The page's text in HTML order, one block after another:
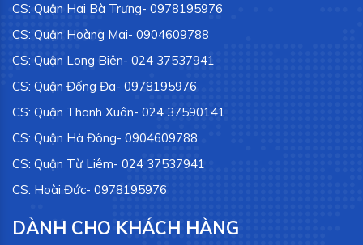
CS: Quận Hai Bà Trưng- 0978195976
CS: Quận Hoàng Mai- 0904609788
CS: Quận Long Biên- 024 37537941
CS: Quận Đống Đa- 0978195976
CS: Quận Thanh Xuân- 024 37590141
CS: Quận Hà Đông- 0904609788
CS: Quận Từ Liêm- 024 37537941
CS: Hoài Đức- 0978195976
DÀNH CHO KHÁCH HÀNG